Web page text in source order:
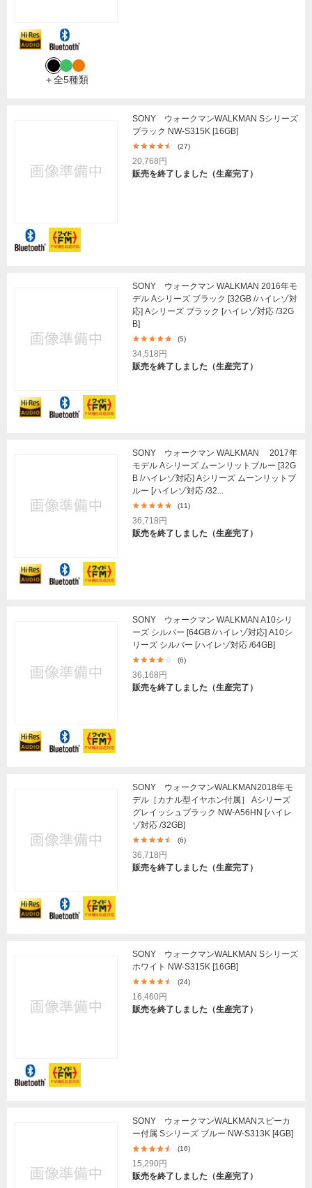
＋全5種類
SONY ウォークマンWALKMAN Sシリーズ
ブラック NW-S315K [16GB]
(27)
20,768円
販売を終了しました（生産完了）
SONY ウォークマン WALKMAN 2016年モ
デル Aシリーズ ブラック [32GB /ハイレゾ対
応] Aシリーズ ブラック [ハイレゾ対応 /32G
B]
(5)
34,518円
販売を終了しました（生産完了）
SONY ウォークマン WALKMAN 2017年
モデル Aシリーズ ムーンリットブルー [32G
B /ハイレゾ対応] Aシリーズ ムーンリットブ
ルー [ハイレゾ対応 /32...
(11)
36,718円
販売を終了しました（生産完了）
SONY ウォークマン WALKMAN A10シリ
ーズ シルバー [64GB /ハイレゾ対応] A10シ
リーズ シルバー [ハイレゾ対応 /64GB]
(6)
36,168円
販売を終了しました（生産完了）
SONY ウォークマンWALKMAN2018年モ
デル［カナル型イヤホン付属］ Aシリーズ
グレイッシュブラック NW-A56HN [ハイレ
ゾ対応 /32GB]
(6)
36,718円
販売を終了しました（生産完了）
SONY ウォークマンWALKMAN Sシリーズ
ホワイト NW-S315K [16GB]
(24)
16,460円
販売を終了しました（生産完了）
SONY ウォークマンWALKMANスピーカ
ー付属 Sシリーズ ブルー NW-S313K [4GB]
(16)
15,290円
販売を終了しました（生産完了）